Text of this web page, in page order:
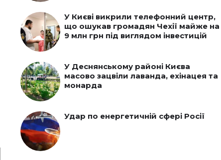
У Києві викрили телефонний центр,
що ошукав громадян Чехії майже на
9 млн грн під виглядом інвестицій
У Деснянському районі Києва
масово зацвіли лаванда, ехінацея та
монарда
Удар по енергетичній сфері Росії